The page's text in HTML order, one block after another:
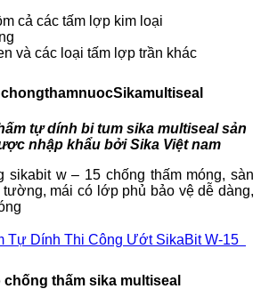
cả các tấm lợp kim loại
và các loại tấm lợp trần khác
tự dính bi tum sika multiseal sản
nhập khẩu bởi Sika Việt nam
sikabit w – 15 chống thấm móng, sàn
tường, mái có lớp phủ bảo vệ dễ dàng,
Tự Dính Thi Công Ướt SikaBit W-15
thấm sika multiseal